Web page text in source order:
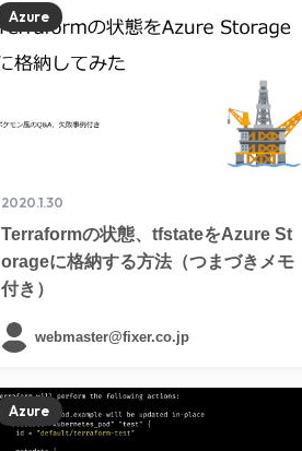
2020.1.30
Terraformの状態、tfstateをAzure St
orageに格納する方法（つまづきメモ
付き）
Azure
webmaster@fixer.co.jp
Azure